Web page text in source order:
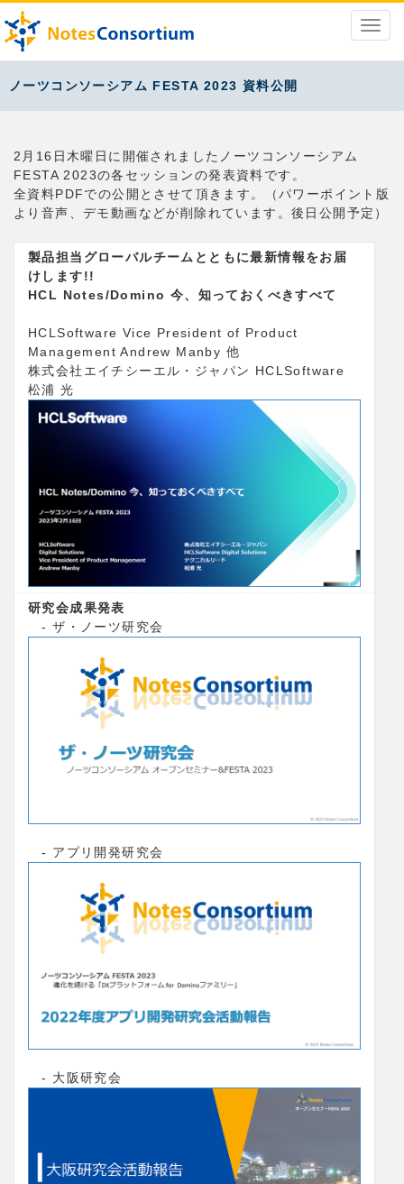
ノーツコンソーシアム FESTA 2023 資料公開
2月16日木曜日に開催されましたノーツコンソーシアム
FESTA 2023の各セッションの発表資料です。
全資料PDFでの公開とさせて頂きます。（パワーポイント版
より音声、デモ動画などが削除れています。後日公開予定）
製品担当グローバルチームとともに最新情報をお届
けします!!
HCL Notes/Domino 今、知っておくべきすべて
HCLSoftware Vice President of Product
Management Andrew Manby 他
株式会社エイチシーエル・ジャパン HCLSoftware
松浦 光
研究会成果発表
- ザ・ノーツ研究会
- アプリ開発研究会
- 大阪研究会